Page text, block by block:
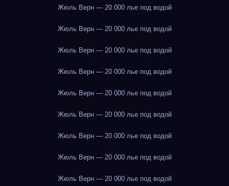
Жюль Верн — 20 000 лье под водой
Жюль Верн — 20 000 лье под водой
Жюль Верн — 20 000 лье под водой
Жюль Верн — 20 000 лье под водой
Жюль Верн — 20 000 лье под водой
Жюль Верн — 20 000 лье под водой
Жюль Верн — 20 000 лье под водой
Жюль Верн — 20 000 лье под водой
Жюль Верн — 20 000 лье под водой